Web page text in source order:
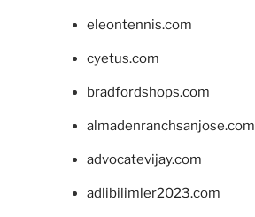
eleontennis.com
cyetus.com
bradfordshops.com
almadenranchsanjose.com
advocatevijay.com
adlibilimler2023.com